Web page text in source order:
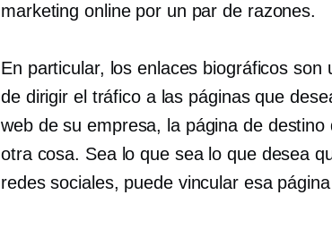
marketing online por un par de razones.
En particular, los enlaces biográficos son
de dirigir el tráfico a las páginas que
web de su empresa, la página de
otra cosa. Sea lo que sea lo que desea
redes sociales, puede vincular esa